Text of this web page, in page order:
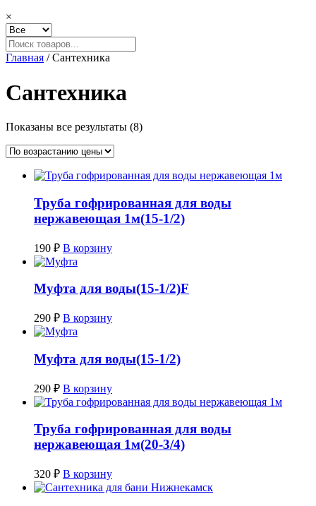
×
Главная / Сантехника
Сантехника
Показаны все результаты (8)Цены:
Труба гофрированная для воды
нержавеющая 1м(15-1/2)
190 ₽ В корзину
Муфта для воды(15-1/2)F
290 ₽ В корзину
Муфта для воды(15-1/2)
290 ₽ В корзину
Труба гофрированная для воды
нержавеющая 1м(20-3/4)
320 ₽ В корзину